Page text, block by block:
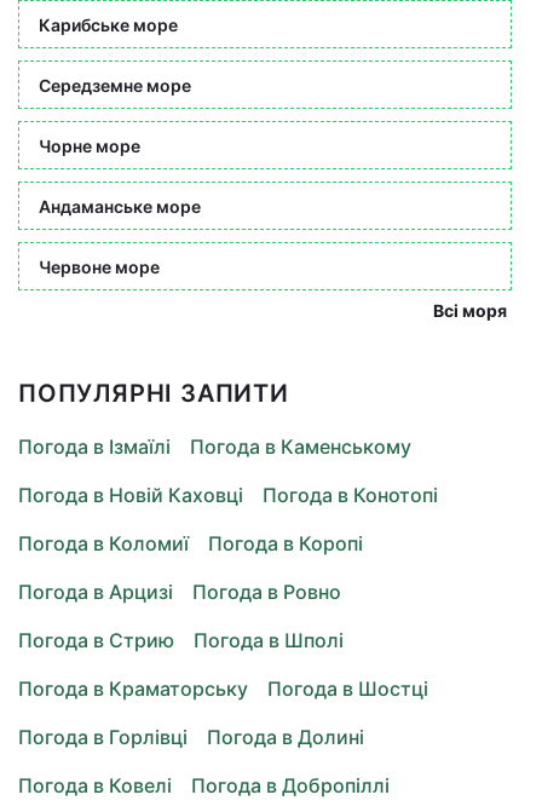
Карибське море
Середземне море
Чорне море
Андаманське море
Червоне море
Всі моря
ПОПУЛЯРНІ ЗАПИТИ
Погода в Ізмаїлі
Погода в Каменському
Погода в Новій Каховці
Погода в Конотопі
Погода в Коломиї
Погода в Коропі
Погода в Арцизі
Погода в Ровно
Погода в Стрию
Погода в Шполі
Погода в Краматорську
Погода в Шостці
Погода в Горлівці
Погода в Долині
Погода в Ковелі
Погода в Добропіллі